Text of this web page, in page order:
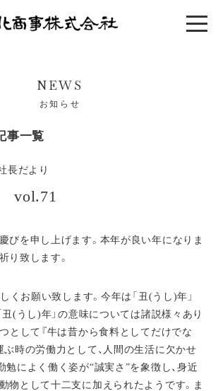
NEWS
お知らせ
事一覧
長だより
vol.71
びを申し上げます。本年が良い年になりま
り致します。
くお願い致します。今年は「丑(うし)年」
丑(うし)年」の意味については諸説様々あり
として『牛は昔から食料としてだけでな
ぶ時の労働力として、人間の生活に欠かせ
勉によく働く姿が“誠実さ”を象徴し、身近
物として十二支に加えられたようです。ま